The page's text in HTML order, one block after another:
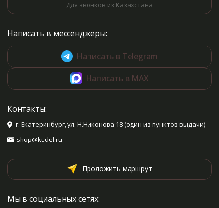
Для звонков из Казахстана
Написать в мессенджеры:
Написать в Telegram
Написать в MAX
Контакты:
г. Екатеринбург, ул. Н.Никонова 18 (один из пунктов выдачи)
shop@kudel.ru
Проложить маршрут
Мы в социальных сетях: